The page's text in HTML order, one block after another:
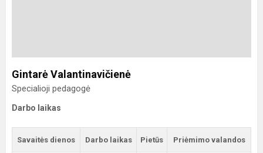
Gintarė Valantinavičienė
Specialioji pedagogė
Darbo laikas
Savaitės dienos Darbo laikas Pietūs Priėmimo valandos